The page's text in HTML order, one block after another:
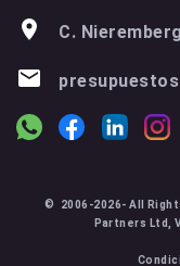
C.
© 2006-2026- All
Partners Ltd,